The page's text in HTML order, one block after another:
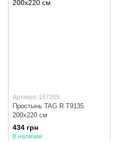
Артикул: 167265
Простынь TAG R T9135
200x220 см
434 грн
В наличии